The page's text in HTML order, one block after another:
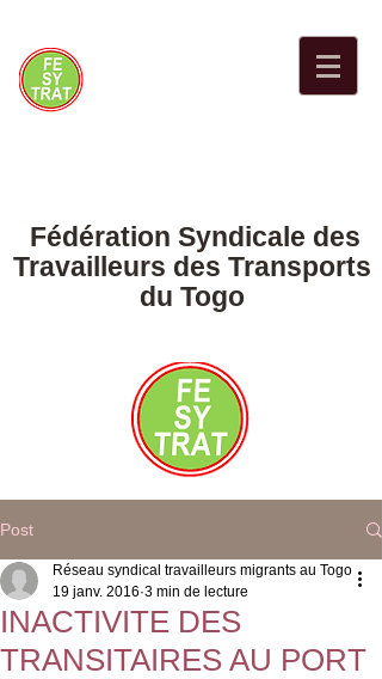
Fédération Syndicale des
Travailleurs des Transports
du Togo
Post
INACTIVITE DES
TRANSITAIRES AU PORT
Réseau syndical travailleurs migrants au Togo
19 janv. 2016 3 min de lecture